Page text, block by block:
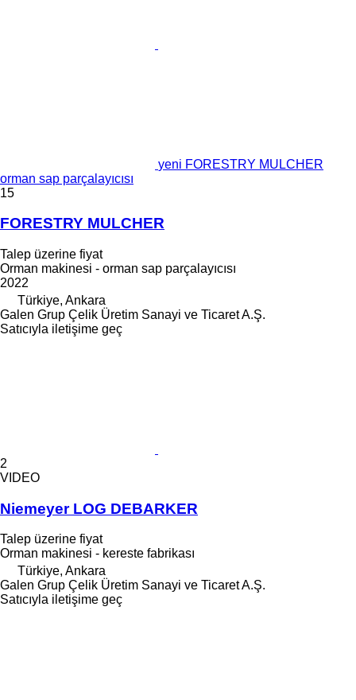
yeni FORESTRY MULCHER
orman sap parçalayıcısı
15
FORESTRY MULCHER
Talep üzerine fiyat
Orman makinesi - orman sap parçalayıcısı
2022
Türkiye, Ankara
Galen Grup Çelik Üretim Sanayi ve Ticaret A.Ş.
Satıcıyla iletişime geç
2
VIDEO
Niemeyer LOG DEBARKER
Talep üzerine fiyat
Orman makinesi - kereste fabrikası
Türkiye, Ankara
Galen Grup Çelik Üretim Sanayi ve Ticaret A.Ş.
Satıcıyla iletişime geç